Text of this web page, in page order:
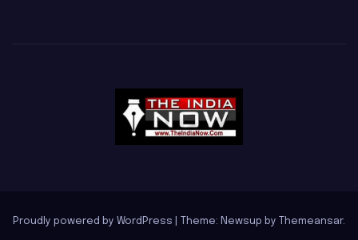
Proudly powered by WordPress Theme: Newsup by Themeansar.